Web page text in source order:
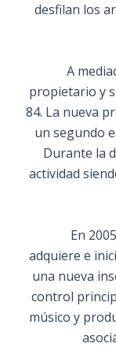
desfilan los
A
propietario y
84. La nueva
un segundo
Durante la
actividad
En
adquiere e
una nueva
control
músico y